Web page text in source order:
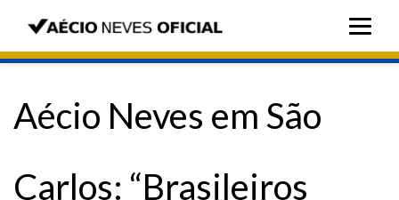
Aécio Neves em São
Carlos: “Brasileiros